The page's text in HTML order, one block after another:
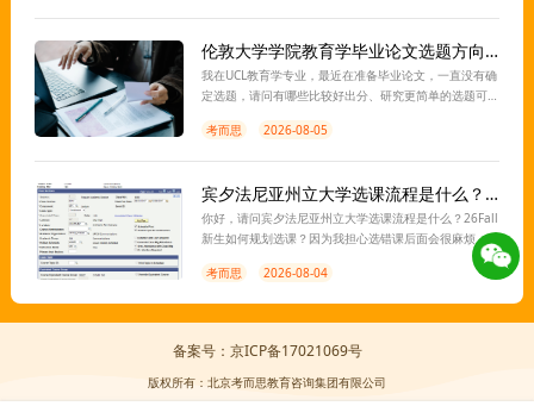
伦敦大学学院教育学毕业论文选题方向有推荐吗？
我在UCL教育学专业，最近在准备毕业论文，一直没有确
定选题，请问有哪些比较好出分、研究更简单的选题可
考而思
2026-08-05
宾夕法尼亚州立大学选课流程是什么？26Fall新生如何选课？
你好，请问宾夕法尼亚州立大学选课流程是什么？26Fall
新生如何规划选课？因为我担心选错课后面会很麻烦，
考而思
2026-08-04
备案号：京ICP备17021069号
版权所有：北京考而思教育咨询集团有限公司